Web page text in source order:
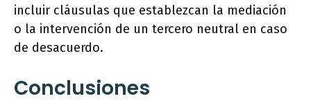
incluir cláusulas que establezcan la mediación
o la intervención de un tercero neutral en caso
de desacuerdo.
Conclusiones